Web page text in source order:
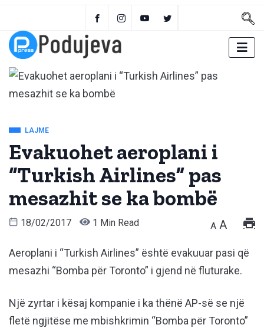
LAJME
Evakuohet aeroplani i
“Turkish Airlines” pas
mesazhit se ka bombë
18/02/2017 1 Min Read A A
Aeroplani i “Turkish Airlines” është evakuuar pasi që
mesazhi “Bomba për Toronto” i gjend në fluturake.
Një zyrtar i kësaj kompanie i ka thënë AP-së se një
fletë ngjitëse me mbishkrimin “Bomba për Toronto”